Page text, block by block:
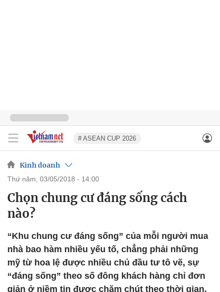
# ASEAN CUP 2026
Kinh doanh
thứ năm, 03/05/2018 - 14:00
Chọn chung cư đáng sống cách
nào?
“Khu chung cư đáng sống” của mỗi người mua
nhà bao hàm nhiều yếu tố, chẳng phải những
mỹ từ hoa lệ được nhiều chủ đầu tư tô vẽ, sự
“đáng sống” theo số đông khách hàng chỉ đơn
giản ở niềm tin được chăm chút theo thời gian.